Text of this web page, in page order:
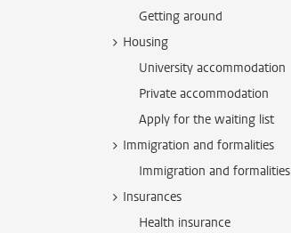
Getting around
Housing
University accommodation
Private accommodation
Apply for the waiting list
Immigration and formalities
Immigration and formalities
Insurances
Health insurance